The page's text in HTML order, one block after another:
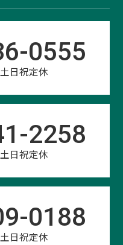
0555
日祝定休
2258
日祝定休
0188
日祝定休